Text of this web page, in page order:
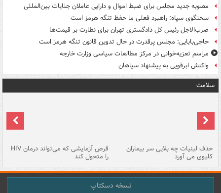
مصوبه جدید مجلس برای ضبط اموال و دارایی عاملان جنایات بین‌المللی
سخنگوی سپاه: راهبرد فعلی ما حفظ تنگه هرمز است
ضرب‌الاجل رئیس کل دادگستری تهران برای نظارت بر قیمت‌ها
حاجی‌بابایی: مجلس پرقدرت در حال تدوین قانون تنگه هرمز است
مراسم تعزیه‌خوانی در مرکز مطالعات سیاسی وزارت خارجه
واکنش ابرقویی به پیشنهاد سپاهان
سلامت
حذف لبنیات چه بلایی سر بیماران
کلیوی می آورد
قرص آزمایشی که می‌تواند درمان HIV
را متحول کند
نسخه دسکتاپ